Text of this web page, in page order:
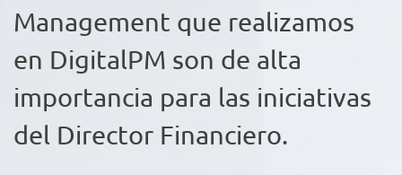
Management que realizamos
en DigitalPM son de alta
importancia para las iniciativas
del Director Financiero.